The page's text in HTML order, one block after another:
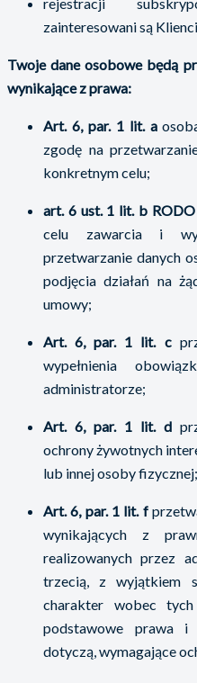
rejestracji
zainteresowani są Klienci
Twoje dane osobowe będą
wynikające z prawa:
Art. 6, par. 1 lit. a
zgodę na
konkretnym celu;
art. 6 ust. 1 lit. b RODO
celu zawarcia i
przetwarzanie danych
podjęcia działań na
umowy;
Art. 6, par. 1 lit. c
wypełnienia
administratorze;
Art. 6, par. 1 lit. d
ochrony żywotnych
lub innej osoby fizycznej;
Art. 6, par. 1 lit. f
wynikających z
realizowanych przez
trzecią, z wyjątkiem
charakter wobec
podstawowe prawa
dotyczą, wymagające